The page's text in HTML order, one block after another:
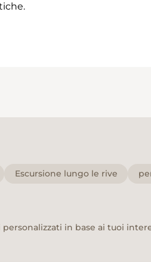
Escursione lungo le rive
in base ai tuoi